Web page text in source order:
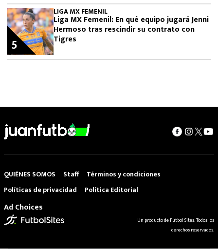
LIGA MX FEMENIL
Liga MX Femenil: En qué equipo jugará Jenni
Hermoso tras rescindir su contrato con
Tigres
5
QUIÉNES SOMOS Staff
Términos y condiciones
Políticas de privacidad
Política Editorial
Ad Choices
Un producto de Futbol Sites. Todos los
derechos reservados.